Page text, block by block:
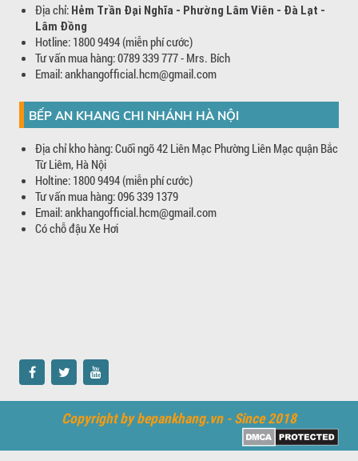
Địa chỉ: Hẻm Trần Đại Nghĩa - Phường Lâm Viên - Đà Lạt -
Lâm Đồng
Hotline: 1800 9494 (miễn phí cước)
Tư vấn mua hàng: 0789 339 777 - Mrs. Bích
Email: ankhangofficial.hcm@gmail.com
BẾP AN KHANG CHI NHÁNH HÀ NỘI
Địa chỉ kho hàng: Cuối ngõ 42 Liên Mạc Phường Liên Mạc quận Bắc
Từ Liêm, Hà Nội
Holtine: 1800 9494 (miễn phí cước)
Tư vấn mua hàng: 096 339 1379
Email: ankhangofficial.hcm@gmail.com
Có chỗ đậu Xe Hơi
Copyright by bepankhang.vn - Since 2018